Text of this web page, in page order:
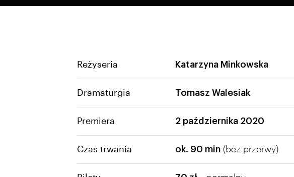
Reżyseria Katarzyna Minkowska
Dramaturgia Tomasz Walesiak
Premiera 2 października 2020
Czas trwania ok. 90 min (bez przerwy)